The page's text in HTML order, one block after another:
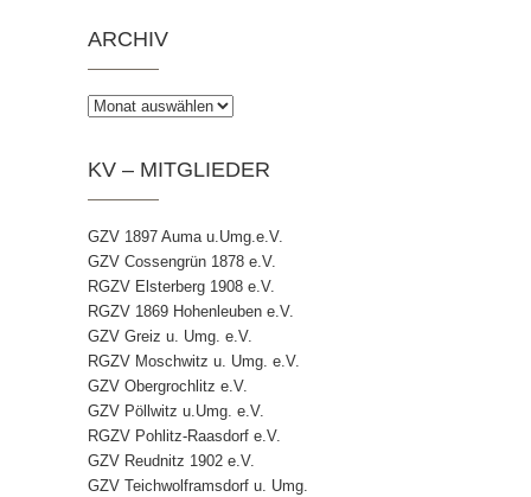
ARCHIV
Archiv
KV – MITGLIEDER
GZV 1897 Auma u.Umg.e.V.
GZV Cossengrün 1878 e.V.
RGZV Elsterberg 1908 e.V.
RGZV 1869 Hohenleuben e.V.
GZV Greiz u. Umg. e.V.
RGZV Moschwitz u. Umg. e.V.
GZV Obergrochlitz e.V.
GZV Pöllwitz u.Umg. e.V.
RGZV Pohlitz-Raasdorf e.V.
GZV Reudnitz 1902 e.V.
GZV Teichwolframsdorf u. Umg.